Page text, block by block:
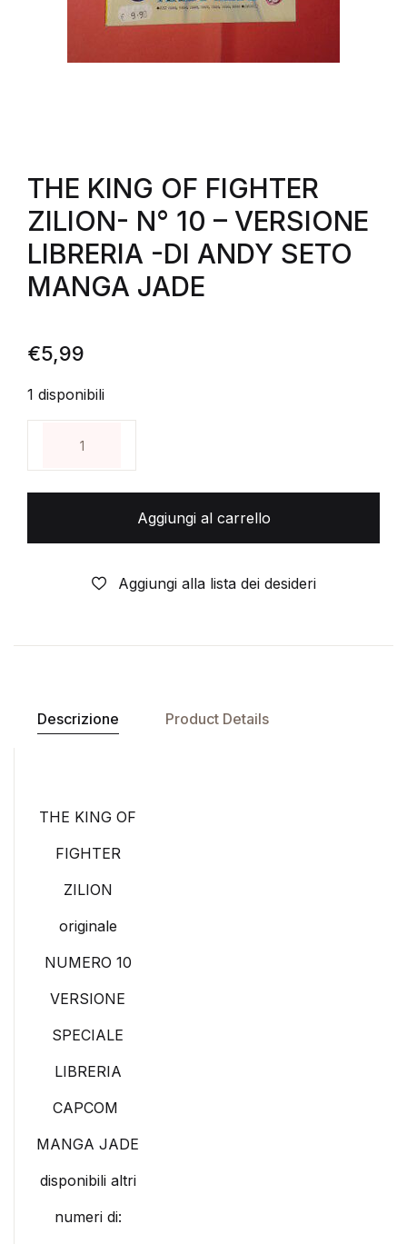
THE KING OF FIGHTER
ZILION- N° 10 – VERSIONE
LIBRERIA -DI ANDY SETO
MANGA JADE
€5,99
1 disponibili
Aggiungi al carrello
Aggiungi alla lista dei desideri
Descrizione Product Details
THE KING OF
FIGHTER
ZILION
originale
NUMERO 10
VERSIONE
SPECIALE
LIBRERIA
CAPCOM
MANGA JADE
disponibili altri
numeri di: